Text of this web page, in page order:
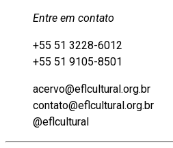
Entre em contato
+55 51 3228-6012
+55 51 9105-8501
acervo@eflcultural.org.br
contato@eflcultural.org.br
@eflcultural